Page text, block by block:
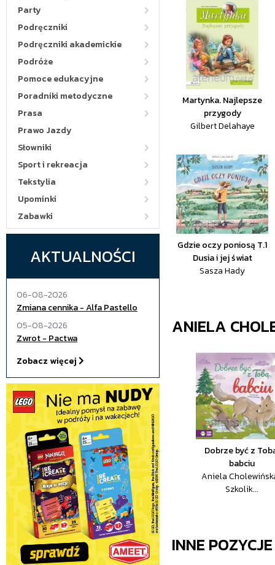
Party
Podręczniki
Podręczniki akademickie
Podróże
Pomoce edukacyjne
Poradniki metodyczne
Prasa
Prawo Jazdy
Słowniki
Sport i rekreacja
Tekstylia
Upominki
Zabawki
AKTUALNOŚCI
06-08-2026
Zmiana cennika - Alfa Pastello
05-08-2026
Zwrot - Pactwa
Zobacz więcej
Martynka. Najlepsze
przygody
Gilbert Delahaye
Gdzie oczy poniosą T.1
Dusia i jej świat
Sasza Hady
ANIELA
Dobrze być z
babciu
Aniela
Szkolik...
INNE